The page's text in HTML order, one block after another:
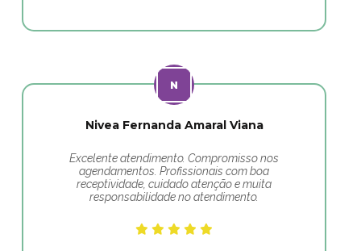
Nivea Fernanda Amaral Viana
Excelente atendimento. Compromisso nos
agendamentos. Profissionais com boa
receptividade, cuidado atenção e muita
responsabilidade no atendimento.